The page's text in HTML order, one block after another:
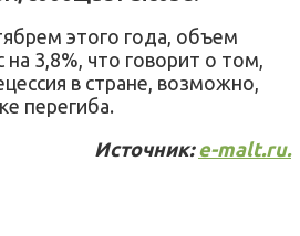
этого года, объем
3,8%, что говорит о том,
в стране, возможно,
перегиба.
Источник:e-malt.ru.